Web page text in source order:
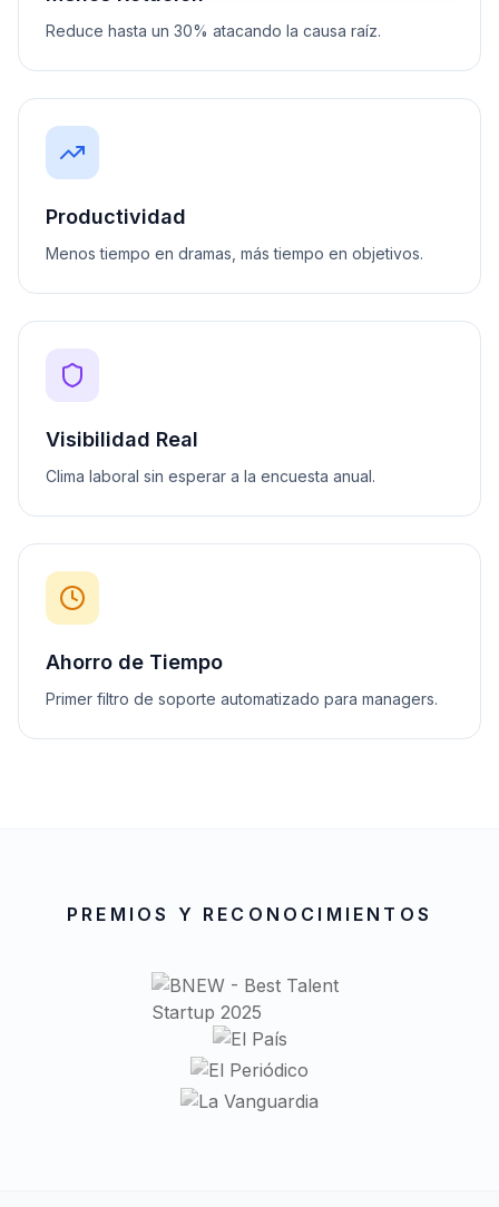
Reduce hasta un 30% atacando la causa raíz.
Productividad
Menos tiempo en dramas, más tiempo en objetivos.
Visibilidad Real
Clima laboral sin esperar a la encuesta anual.
Ahorro de Tiempo
Primer filtro de soporte automatizado para managers.
PREMIOS Y RECONOCIMIENTOS